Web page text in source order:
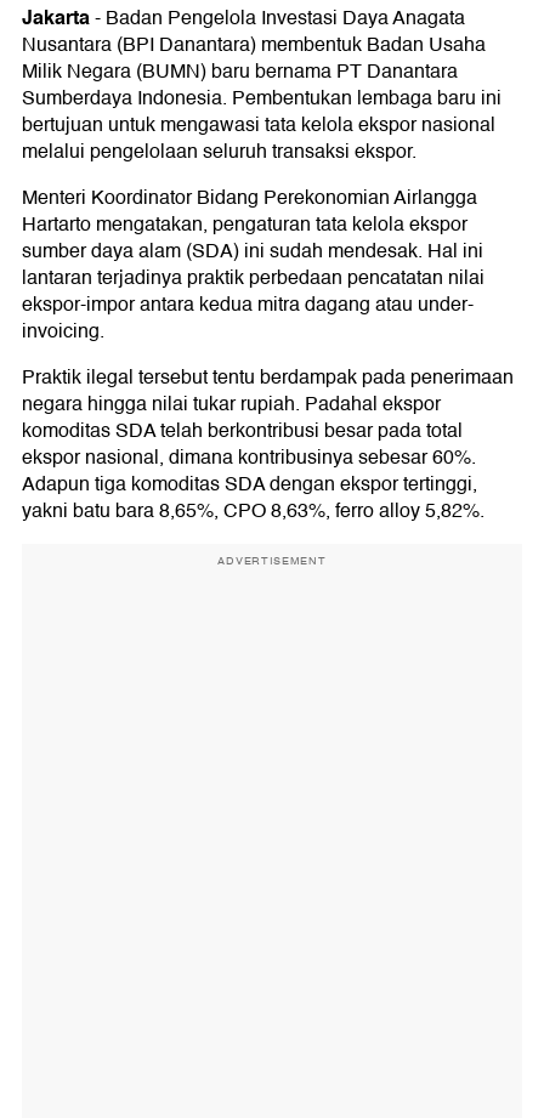
Jakarta-Badan Pengelola Investasi Daya Anagata
Nusantara (BPI Danantara) membentuk Badan Usaha
Milik Negara (BUMN) baru bernama PT Danantara
Sumberdaya Indonesia. Pembentukan lembaga baru ini
bertujuan untuk mengawasi tata kelola ekspor nasional
melalui pengelolaan seluruh transaksi ekspor.
Menteri Koordinator Bidang Perekonomian Airlangga
Hartarto mengatakan, pengaturan tata kelola ekspor
sumber daya alam (SDA) ini sudah mendesak. Hal ini
lantaran terjadinya praktik perbedaan pencatatan nilai
ekspor-impor antara kedua mitra dagang atau under-
invoicing.
Praktik ilegal tersebut tentu berdampak pada penerimaan
negara hingga nilai tukar rupiah. Padahal ekspor
komoditas SDA telah berkontribusi besar pada total
ekspor nasional, dimana kontribusinya sebesar 60%.
Adapun tiga komoditas SDA dengan ekspor tertinggi,
yakni batu bara 8,65%, CPO 8,63%, ferro alloy 5,82%.
ADVERTISEMENT